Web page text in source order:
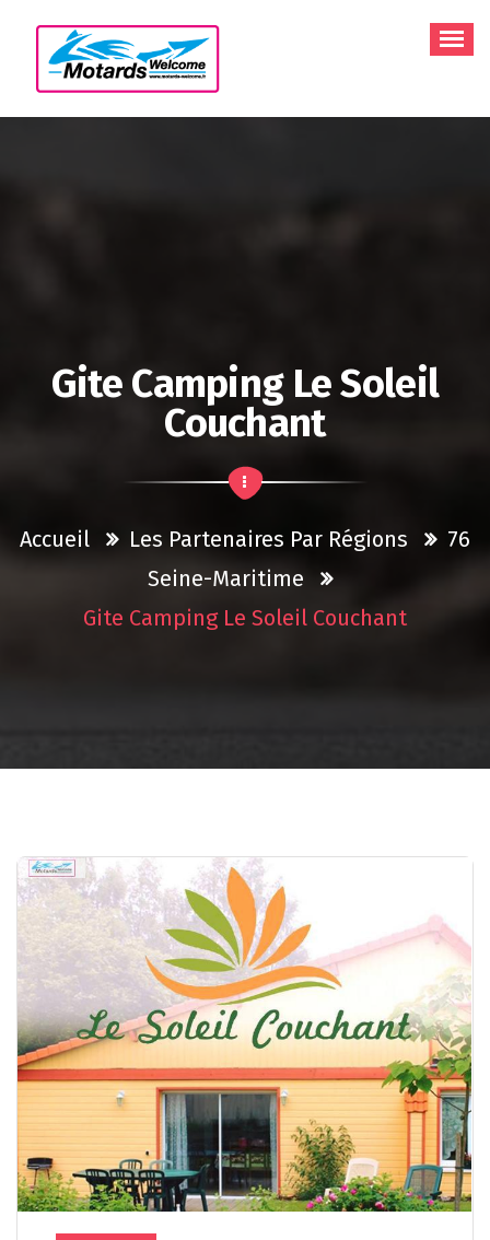
contenu
Gite Camping Le Soleil
Couchant
Accueil Les Partenaires Par Régions
76
Seine-Maritime
Gite Camping Le Soleil Couchant